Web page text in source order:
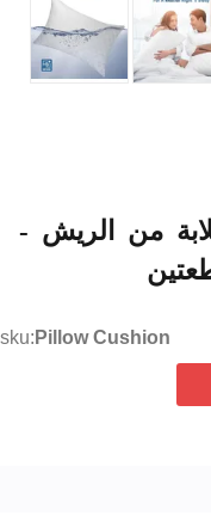
من الريش -
sku:Pillow Cushion